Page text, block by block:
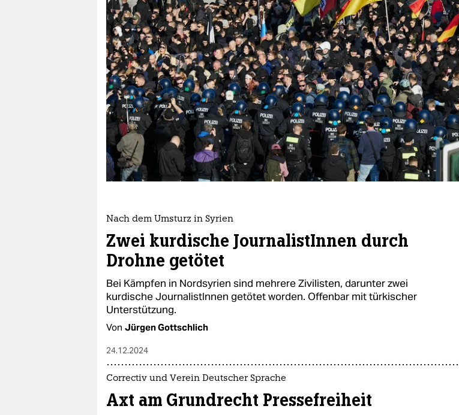
nord
wahrheit
verlag
verlag
veranstaltungen
shop
fragen & hilfe
abo
genossenschaft
Nach dem Umsturz in Syrien
Zwei kurdische JournalistInnen durch
Drohne getötet
Bei Kämpfen in Nordsyrien sind mehrere Zivilisten, darunter zwei
kurdische JournalistInnen getötet worden. Offenbar mit türkischer
Unterstützung.
Von Jürgen Gottschlich
24.12.2024
Correctiv und Verein Deutscher Sprache
Axt am Grundrecht Pressefreiheit